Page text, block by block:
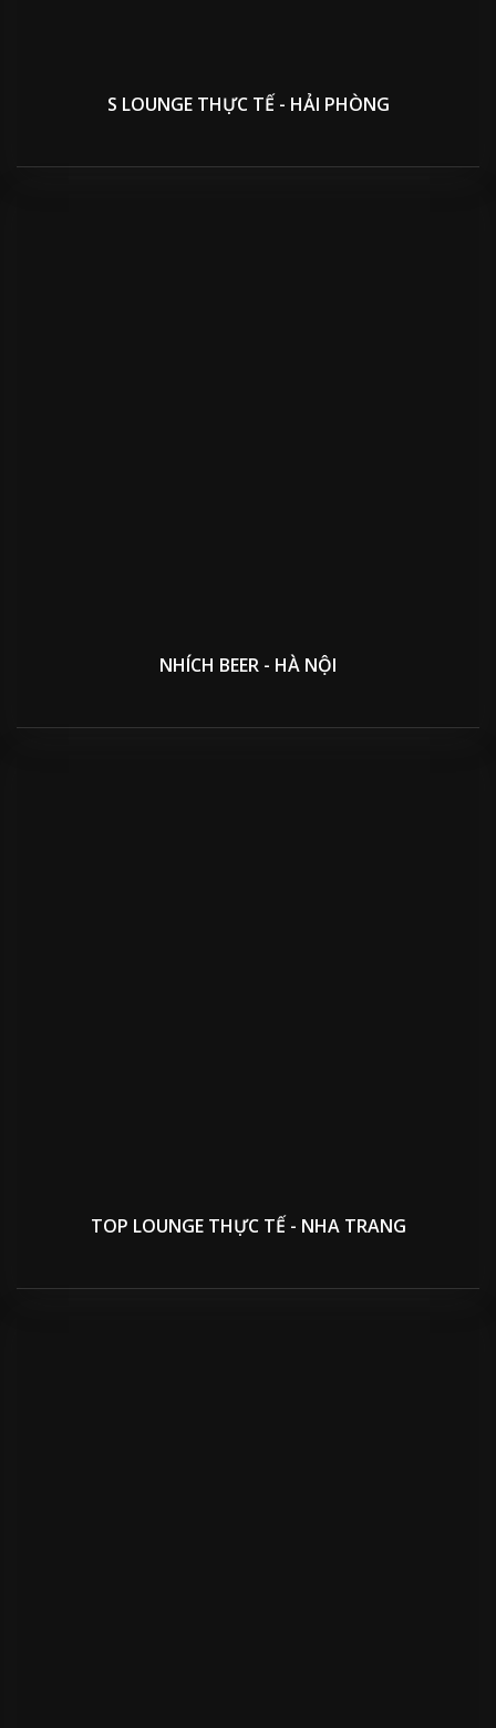
S LOUNGE THỰC TẾ - HẢI PHÒNG
NHÍCH BEER - HÀ NỘI
TOP LOUNGE THỰC TẾ - NHA TRANG